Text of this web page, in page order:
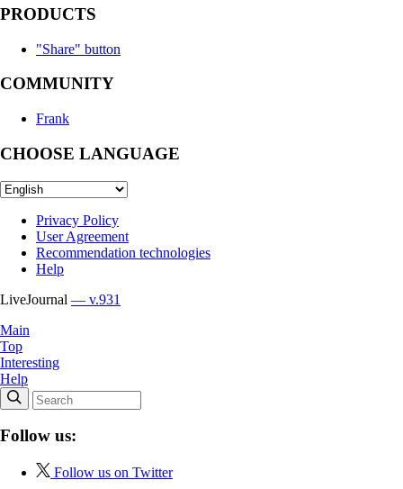
PRODUCTS
"Share" button
COMMUNITY
Frank
CHOOSE LANGUAGE
Privacy Policy
User Agreement
Recommendation technologies
Help
LiveJournal — v.931
Main
Top
Interesting
Help
Follow us:
Follow us on Twitter